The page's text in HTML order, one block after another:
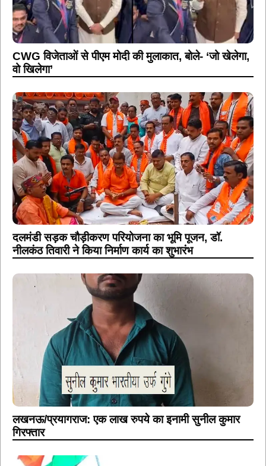
CWG विजेताओं से पीएम मोदी की मुलाकात, बोले- ‘जो खेलेगा,
वो खिलेगा’
दलमंडी सड़क चौड़ीकरण परियोजना का भूमि पूजन, डॉ.
नीलकंठ तिवारी ने किया निर्माण कार्य का शुभारंभ
लखनऊ/प्रयागराज: एक लाख रुपये का इनामी सुनील कुमार
गिरफ्तार